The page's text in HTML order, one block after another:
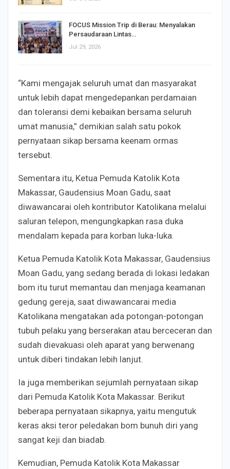
FOCUS Mission Trip di Berau: Menyalakan
Persaudaraan Lintas…
Jul 29, 2026
“Kami mengajak seluruh umat dan masyarakat
untuk lebih dapat mengedepankan perdamaian
dan toleransi demi kebaikan bersama seluruh
umat manusia,” demikian salah satu pokok
pernyataan sikap bersama keenam ormas
tersebut.
Sementara itu, Ketua Pemuda Katolik Kota
Makassar, Gaudensius Moan Gadu, saat
diwawancarai oleh kontributor Katolikana melalui
saluran telepon, mengungkapkan rasa duka
mendalam kepada para korban luka-luka.
Ketua Pemuda Katolik Kota Makassar, Gaudensius
Moan Gadu, yang sedang berada di lokasi ledakan
bom itu turut memantau dan menjaga keamanan
gedung gereja, saat diwawancarai media
Katolikana mengatakan ada potongan-potongan
tubuh pelaku yang berserakan atau berceceran dan
sudah dievakuasi oleh aparat yang berwenang
untuk diberi tindakan lebih lanjut.
Ia juga memberikan sejumlah pernyataan sikap
dari Pemuda Katolik Kota Makassar. Berikut
beberapa pernyataan sikapnya, yaitu mengutuk
keras aksi teror peledakan bom bunuh diri yang
sangat keji dan biadab.
Kemudian, Pemuda Katolik Kota Makassar